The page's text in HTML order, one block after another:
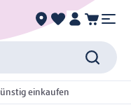
einkaufen